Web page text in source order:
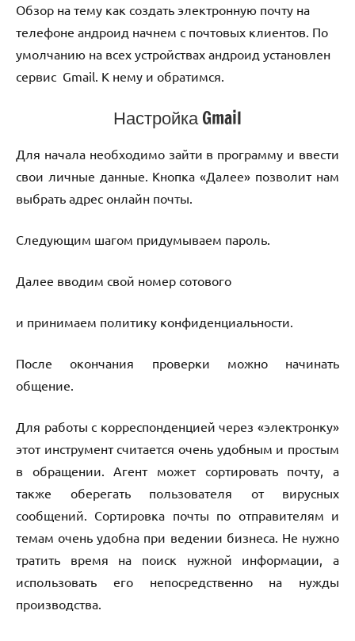
Обзор на тему как создать электронную почту на
телефоне андроид начнем с почтовых клиентов. По
умолчанию на всех устройствах андроид установлен
сервис Gmail. К нему и обратимся.
Настройка Gmail
Для начала необходимо зайти в программу и ввести
свои личные данные. Кнопка «Далее» позволит нам
выбрать адрес онлайн почты.
Следующим шагом придумываем пароль.
Далее вводим свой номер сотового
и принимаем политику конфиденциальности.
После окончания проверки можно начинать
общение.
Для работы с корреспонденцией через «электронку»
этот инструмент считается очень удобным и простым
в обращении. Агент может сортировать почту, а
также оберегать пользователя от вирусных
сообщений. Сортировка почты по отправителям и
темам очень удобна при ведении бизнеса. Не нужно
тратить время на поиск нужной информации, а
использовать его непосредственно на нужды
производства.